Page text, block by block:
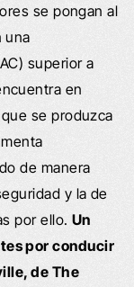
se pongan al
una
superior a
en
se produzca
de manera
y la de
por ello. Un
por conducir
de The